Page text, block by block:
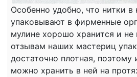
Особенно удобно, что нитки в
упаковывают в фирменные
мулине хорошо хранится и не
отзывам наших мастериц
достаточно плотная, поэтому
можно хранить в ней на